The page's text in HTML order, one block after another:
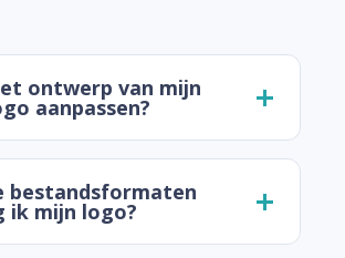
ontwerp van mijn
aanpassen?
bestandsformaten
ik mijn logo?